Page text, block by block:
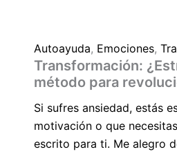
Autoayuda, Emociones,
Transformación:
método para
Si sufres ansiedad, estás
motivación o que
escrito para ti. Me alegro